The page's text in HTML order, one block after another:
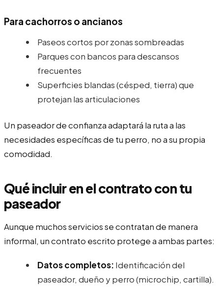
Para cachorros o ancianos
Paseos cortos por zonas sombreadas
Parques con bancos para descansos
frecuentes
Superficies blandas (césped, tierra) que
protejan las articulaciones
Un paseador de confianza adaptará la ruta a las
necesidades específicas de tu perro, no a su propia
comodidad.
Qué incluir en el contrato con tu
paseador
Aunque muchos servicios se contratan de manera
informal, un contrato escrito protege a ambas partes:
Datos completos: Identificación del
paseador, dueño y perro (microchip, cartilla).